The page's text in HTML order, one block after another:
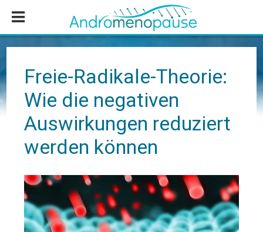
Inhalt
springen
Seitenspalte
springen
Fußzeile
springen
Freie-Radikale-Theorie:
Wie die negativen
Auswirkungen reduziert
werden können